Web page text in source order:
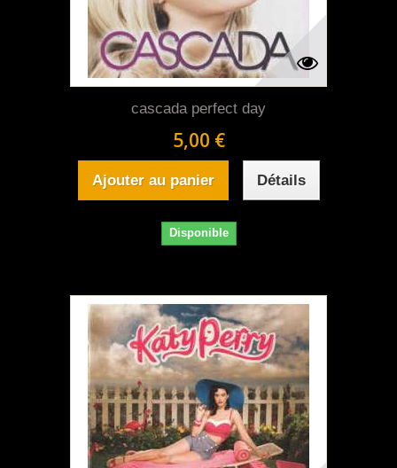
cascada perfect day
5,00 €
Ajouter au panier Détails
Disponible